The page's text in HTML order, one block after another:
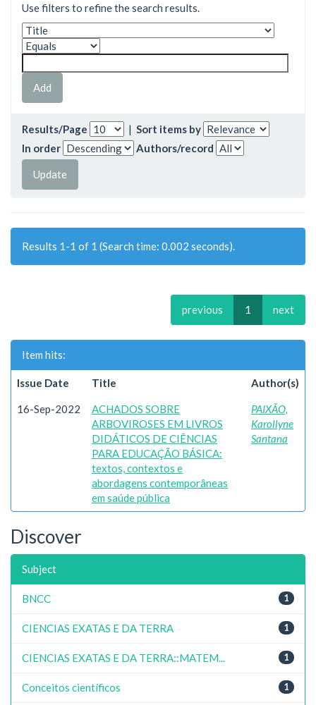
Use filters to refine the search results.
Results/Page | Sort items by
In order
Authors/record
Results 1-1 of 1 (Search time: 0.002 seconds).
previous 1 next
Item hits:
Issue Date Title Author(s)
16-Sep-2022
ACHADOS SOBRE
ARBOVIROSES EM LIVROS
DIDÁTICOS DE CIÊNCIAS
PARA EDUCAÇÃO BÁSICA:
textos, contextos e
abordagens contemporâneas
em saúde pública
PAIXÃO,
Karollyne
Santana
Discover
Subject
1
BNCC
1
CIENCIAS EXATAS E DA TERRA
1
CIENCIAS EXATAS E DA TERRA::MATEM...
1
Conceitos científicos